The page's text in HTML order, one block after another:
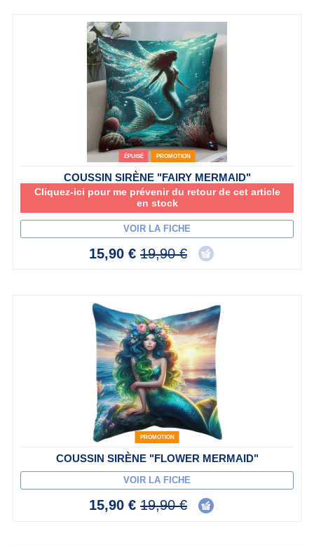
ÉPUISÉ PROMOTION
COUSSIN SIRÈNE "FAIRY MERMAID"
Cliquez-ici pour me prévenir du retour de cet article
en stock
VOIR LA FICHE
15,90 € 19,90 €
PROMOTION
COUSSIN SIRÈNE "FLOWER MERMAID"
VOIR LA FICHE
15,90 € 19,90 €